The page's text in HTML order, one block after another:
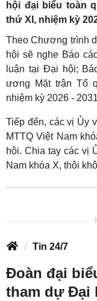
hội đại biểu toàn
thứ XI, nhiệm kỳ
Theo Chương trình
hội sẽ nghe Báo
luận tại Đại hội;
ương Mặt trận Tổ
nhiệm kỳ 2026 -
Tiếp đến, các vị Ủy
MTTQ Việt Nam
hội. Chia tay các vị
Nam khóa X, thôi
Tin 24/7
Đoàn đại
tham dự Đại